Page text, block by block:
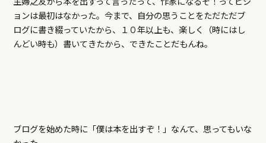
ョンは最初はなかった。今まで、自分の思うことをただただブ
ログに書き綴っていたから、１０年以上も、楽しく（時にはし
んどい時も）書いてきたから、できたことだもんね。
ブログを始めた時に「僕は本を出すぞ！」なんて、思ってもいな